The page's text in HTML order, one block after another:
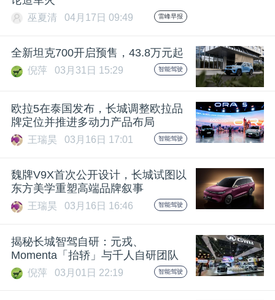
题
爱
机
巫夏清 04月17日 09:49 雷峰早报
全新坦克700开启预售，43.8万元起
倪萍 03月31日 15:29 智能驾驶
欧拉5在泰国发布，长城调整欧拉品
牌定位并推进多动力产品布局
王瑞昊 03月16日 17:01 智能驾驶
魏牌V9X首次公开设计，长城试图以
东方美学重塑高端品牌叙事
王瑞昊 03月16日 16:46 智能驾驶
揭秘长城智驾自研：元戎、
Momenta「抬轿」与千人自研团队
倪萍 03月01日 22:19 智能驾驶